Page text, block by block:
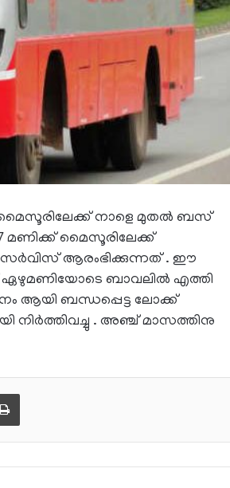
മൈസൂരിലേക്ക് നാളെ മുതല്‍ ബസ്
മണിക്ക് മൈസൂരിലേക്ക്
സര്‍വിസ് ആരംഭിക്കുന്നത് . ഈ
ഏഴുമണിയോടെ ബാവലില്‍ എത്തി
ആയി ബന്ധപ്പെട്ട ലോക്ക്
. അഞ്ച് മാസത്തിനു
Print